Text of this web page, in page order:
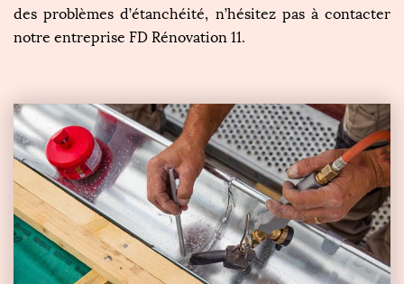
des problèmes d’étanchéité, n’hésitez pas à contacter
notre entreprise FD Rénovation 11.